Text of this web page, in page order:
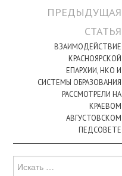
Навигация
записи
ПРЕДЫДУЩАЯ
СТАТЬЯ
ВЗАИМОДЕЙСТВИЕ
КРАСНОЯРСКОЙ
ЕПАРХИИ, НКО И
СИСТЕМЫ ОБРАЗОВАНИЯ
РАССМОТРЕЛИ НА
КРАЕВОМ
АВГУСТОВСКОМ
ПЕДСОВЕТЕ
для: